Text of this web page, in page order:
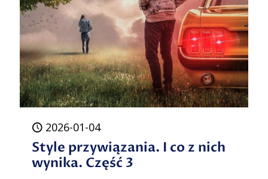
nich
Część
4
2026-01-04
Style przywiązania. I co z nich
wynika. Część 3